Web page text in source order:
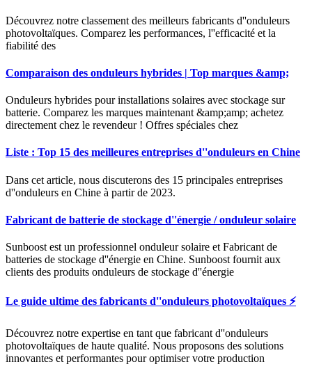
Découvrez notre classement des meilleurs fabricants d''onduleurs
photovoltaïques. Comparez les performances, l''efficacité et la
fiabilité des
Comparaison des onduleurs hybrides | Top marques &amp;
Onduleurs hybrides pour installations solaires avec stockage sur
batterie. Comparez les marques maintenant &amp;amp; achetez
directement chez le revendeur ! Offres spéciales chez
Liste : Top 15 des meilleures entreprises d''onduleurs en Chine
Dans cet article, nous discuterons des 15 principales entreprises
d''onduleurs en Chine à partir de 2023.
Fabricant de batterie de stockage d''énergie / onduleur solaire
Sunboost est un professionnel onduleur solaire et Fabricant de
batteries de stockage d''énergie en Chine. Sunboost fournit aux
clients des produits onduleurs de stockage d''énergie
Le guide ultime des fabricants d''onduleurs photovoltaïques ⚡
Découvrez notre expertise en tant que fabricant d''onduleurs
photovoltaïques de haute qualité. Nous proposons des solutions
innovantes et performantes pour optimiser votre production